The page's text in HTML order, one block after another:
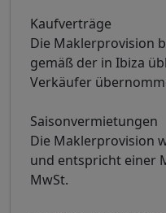
Kaufverträge
Die Maklerprovision
gemäß der in Ibiza
Verkäufer
Saisonvermietungen
Die Maklerprovision
und entspricht einer
MwSt.